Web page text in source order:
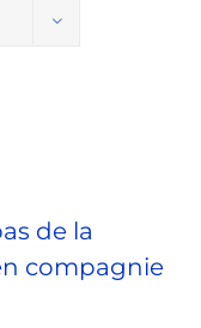
de la
compagnie